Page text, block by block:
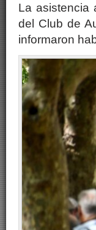
La asistencia
del Club de
informaron